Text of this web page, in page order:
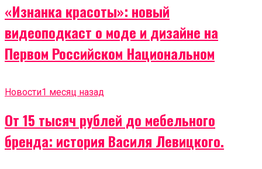
«Изнанка красоты»: новый
видеоподкаст о моде и дизайне на
Первом Российском Национальном
Новости1 месяц назад
От 15 тысяч рублей до мебельного
бренда: история Василя Левицкого.